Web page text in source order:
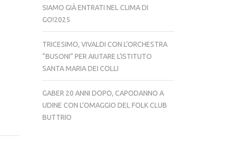
SIAMO GIÀ ENTRATI NEL CLIMA DI
GO!2025
TRICESIMO, VIVALDI CON L’ORCHESTRA
“BUSONI” PER AIUTARE L’ISTITUTO
SANTA MARIA DEI COLLI
GABER 20 ANNI DOPO, CAPODANNO A
UDINE CON L’OMAGGIO DEL FOLK CLUB
BUTTRIO